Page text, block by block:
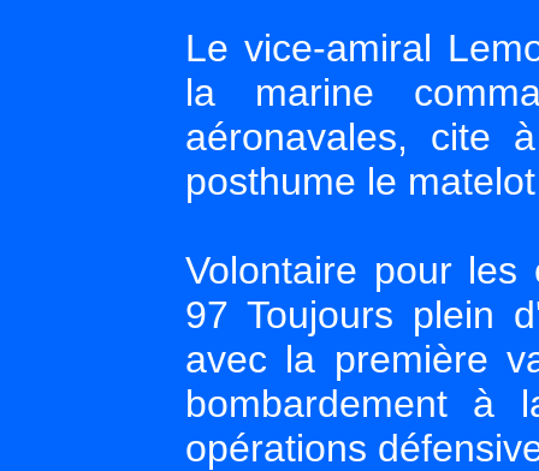
Le vice-amiral
la marine
aéronavales, cite
posthume le
Volontaire pour
97 Toujours plein
avec la première
bombardement à
opérations